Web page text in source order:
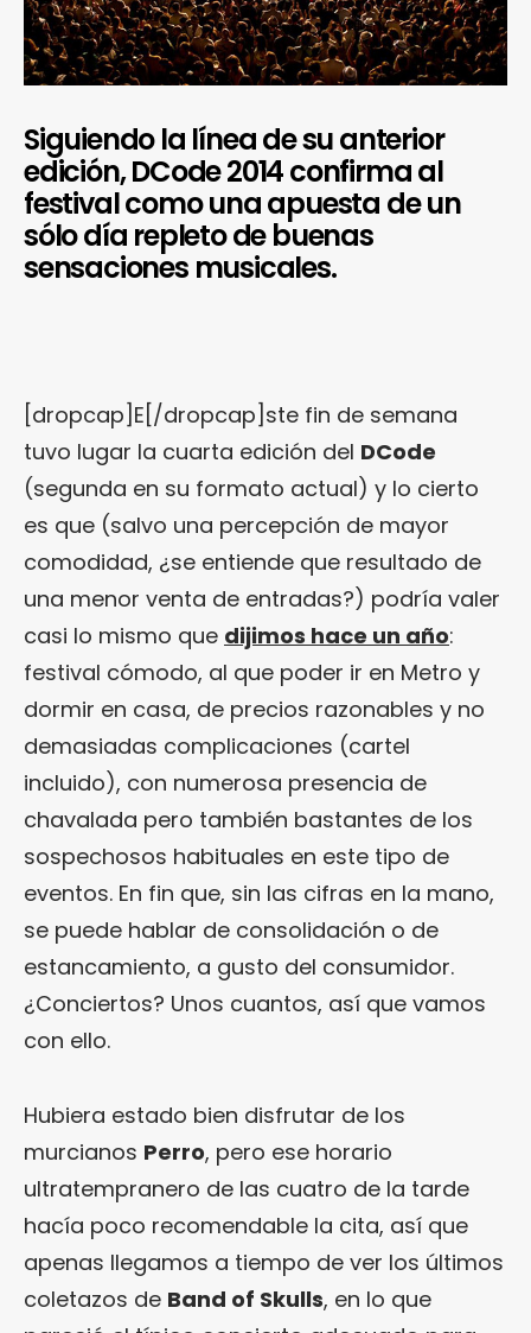
Siguiendo la línea de su anterior
edición, DCode 2014 confirma al
festival como una apuesta de un
sólo día repleto de buenas
sensaciones musicales.
[dropcap]E[/dropcap]ste fin de semana
tuvo lugar la cuarta edición del DCode
(segunda en su formato actual) y lo cierto
es que (salvo una percepción de mayor
comodidad, ¿se entiende que resultado de
una menor venta de entradas?) podría valer
casi lo mismo que dijimos hace un año:
festival cómodo, al que poder ir en Metro y
dormir en casa, de precios razonables y no
demasiadas complicaciones (cartel
incluido), con numerosa presencia de
chavalada pero también bastantes de los
sospechosos habituales en este tipo de
eventos. En fin que, sin las cifras en la mano,
se puede hablar de consolidación o de
estancamiento, a gusto del consumidor.
¿Conciertos? Unos cuantos, así que vamos
con ello.
Hubiera estado bien disfrutar de los
murcianos Perro, pero ese horario
ultratempranero de las cuatro de la tarde
hacía poco recomendable la cita, así que
apenas llegamos a tiempo de ver los últimos
coletazos de Band of Skulls, en lo que